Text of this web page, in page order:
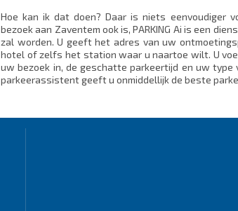
Hoe kan ik dat doen? Daar is niets eenvoudiger
bezoek aan Zaventem ook is, PARKING Ai is een
zal worden. U geeft het adres van uw
hotel of zelfs het station waar u naartoe wilt. U
uw bezoek in, de geschatte parkeertijd en uw type
parkeerassistent geeft u onmiddellijk de beste